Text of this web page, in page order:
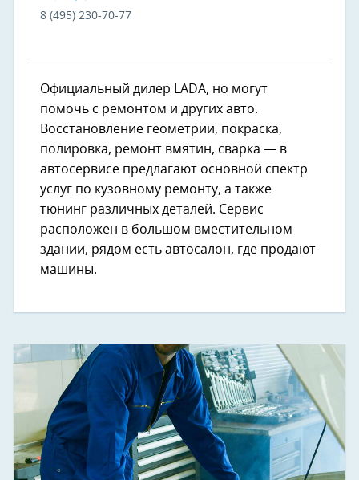
8 (495) 230-70-77
Официальный дилер LADA, но могут
помочь с ремонтом и других авто. ​
Восстановление геометрии​, покраска, ​
полировка​, ремонт вмятин, ​сварка — в
автосервисе предлагают основной спектр
услуг по кузовному ремонту, а также
тюнинг различных деталей. Сервис
расположен в большом вместительном
здании, рядом есть автосалон, где продают
машины.